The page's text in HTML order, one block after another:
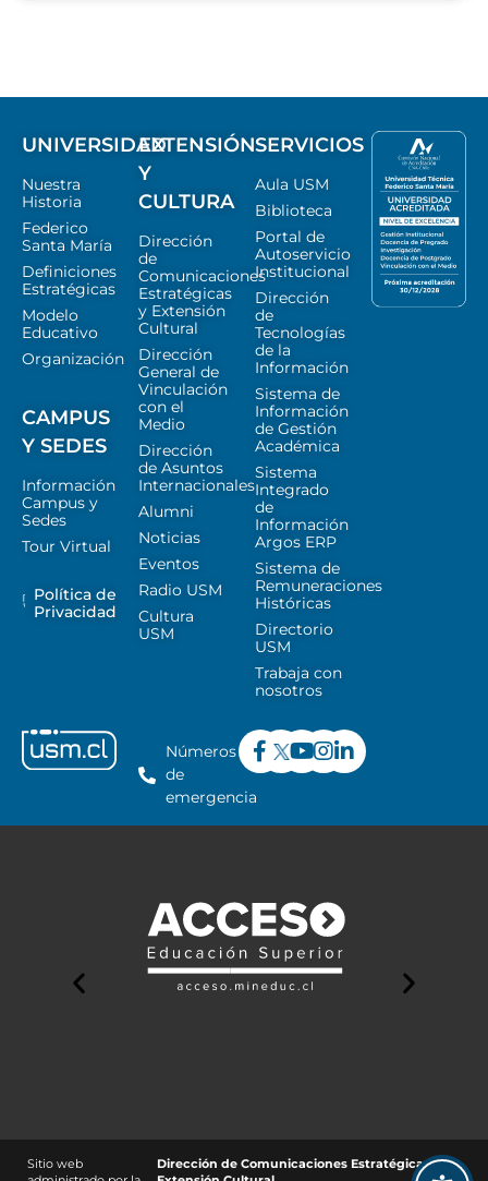
UNIVERSIDAD
Nuestra
Historia
Federico
Santa María
Definiciones
Estratégicas
Modelo
Educativo
Organización
CAMPUS
Y SEDES
Información
Campus y
Sedes
Tour Virtual
Política de
Privacidad
EXTENSIÓN
Y
CULTURA
Dirección
de
Comunicaciones
Estratégicas
y Extensión
Cultural
Dirección
General de
Vinculación
con el
Medio
Dirección
de Asuntos
Internacionales
Alumni
Noticias
Eventos
Radio USM
Cultura
USM
SERVICIOS
Aula USM
Biblioteca
Portal de
Autoservicio
Institucional
Dirección
de
Tecnologías
de la
Información
Sistema de
Información
de Gestión
Académica
Sistema
Integrado
de
Información
Argos ERP
Sistema de
Remuneraciones
Históricas
Directorio
USM
Trabaja con
nosotros
Números
de
emergencia
Sitio web
Dirección de Comunicaciones Estratégicas y